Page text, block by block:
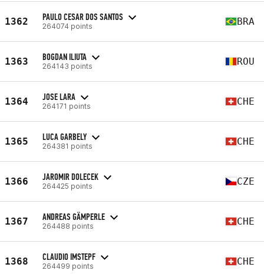
1362 PAULO CESAR DOS SANTOS
264074 points BRA
1363 BOGDAN ILIUTA
264143 points ROU
1364 JOSE LARA
264171 points CHE
1365 LUCA GARBELY
264381 points CHE
1366 JAROMIR DOLECEK
264425 points CZE
1367 ANDREAS GÄMPERLE
264488 points CHE
1368 CLAUDIO IMSTEPF
264499 points CHE